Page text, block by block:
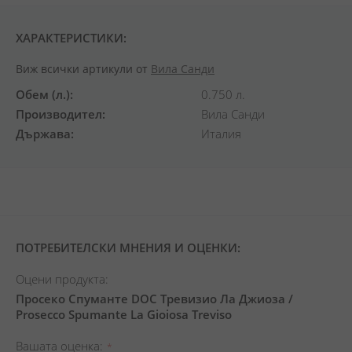
ХАРАКТЕРИСТИКИ:
Виж всички артикули от Вила Санди
Обем (л.)
0.750 л.
Производител
Вила Санди
Държава
Италия
ПОТРЕБИТЕЛСКИ МНЕНИЯ И ОЦЕНКИ:
Оцени продукта:
Просеко Спуманте DOC Тревизио Ла Джиоза /
Prosecco Spumante La Gioiosa Treviso
Вашата оценка